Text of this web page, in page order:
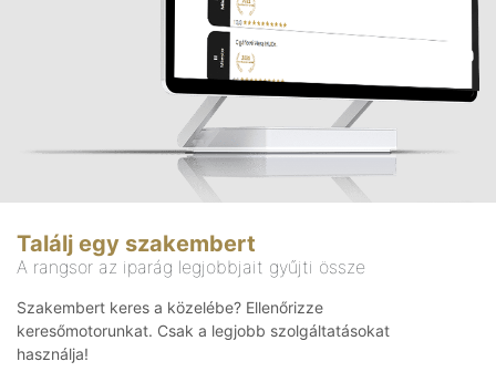
Találj egy szakembert
A rangsor az iparág legjobbjait gyűjti össze
Szakembert keres a közelébe? Ellenőrizze
keresőmotorunkat. Csak a legjobb szolgáltatásokat
használja!